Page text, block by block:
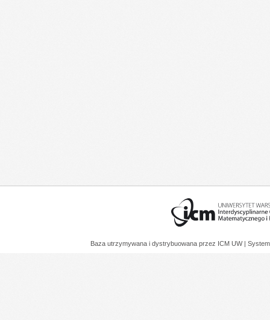
Baza utrzymywana i dystrybuowana przez ICM UW |